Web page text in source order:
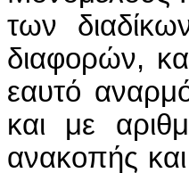
των
διαφορών,
εαυτό
και με
ανακοπής